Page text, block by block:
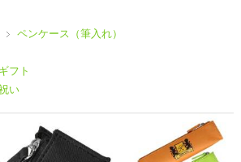
ペンケース（筆入れ）
フト
い